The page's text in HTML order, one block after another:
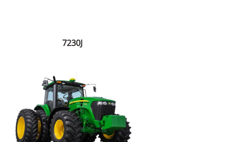
7230J